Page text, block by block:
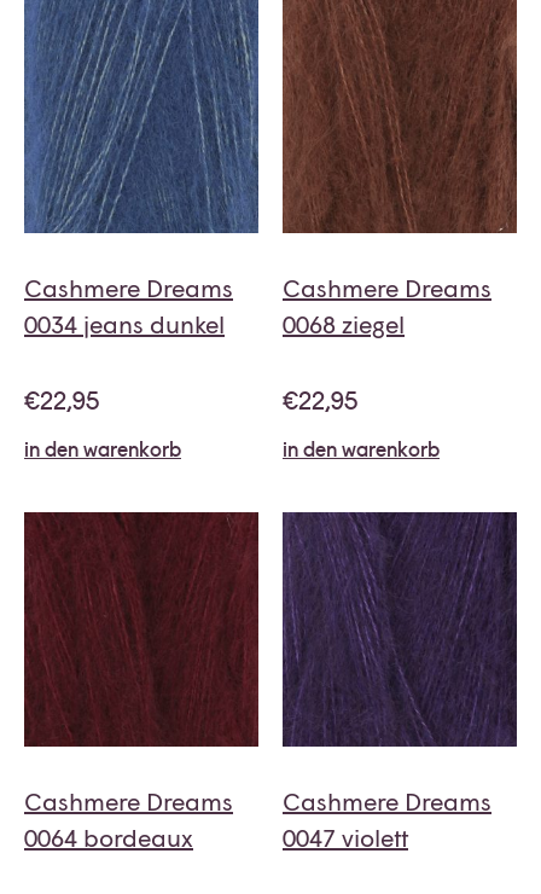
Cashmere Dreams
0034 jeans dunkel
€22,95
in den warenkorb
Cashmere Dreams
0068 ziegel
€22,95
in den warenkorb
Cashmere Dreams
0064 bordeaux
Cashmere Dreams
0047 violett